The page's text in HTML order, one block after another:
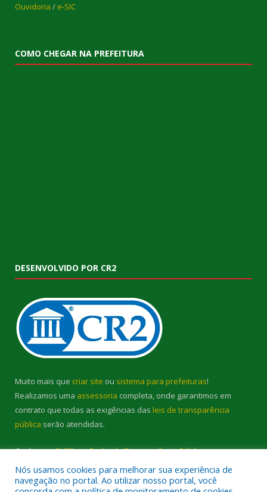
Ouvidoria / e-SIC
COMO CHEGAR NA PREFEITURA
DESENVOLVIDO POR CR2
Muito mais que criar site ou sistema para prefeituras!
Realizamos uma assessoria completa, onde garantimos em
contrato que todas as exigências das leis de transparência
pública serão atendidas.
Conheça oPNTPe oRadar da Transparência Pública
Nós usamos cookies para melhorar sua experiência de
navegação no portal. Ao utilizar nosso portal, você